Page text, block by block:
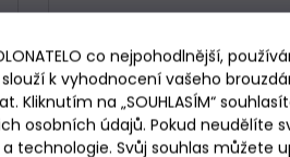
co nejpohodlnější,
k vyhodnocení vašeho
na „SOUHLASÍM“
osobních údajů. Pokud neudělíte
technologie. Svůj souhlas můžete
869 Kč
DETAIL